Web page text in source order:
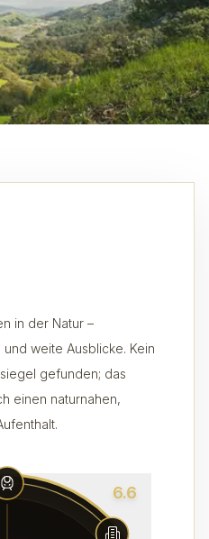
in der Natur –
weite Ausblicke. Kein
gefunden; das
einen naturnahen,
6.6